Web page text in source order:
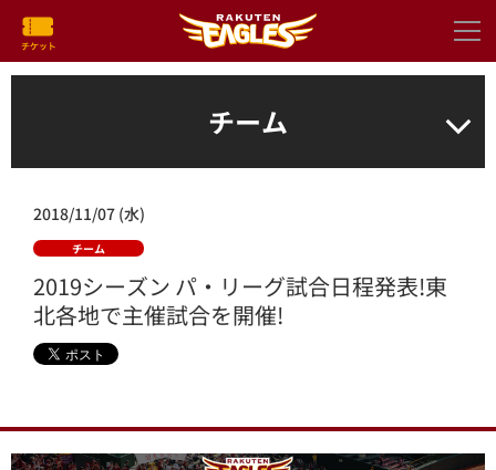
チーム
2018/11/07 (水)
チーム
2019シーズン パ・リーグ試合日程発表!東
北各地で主催試合を開催!